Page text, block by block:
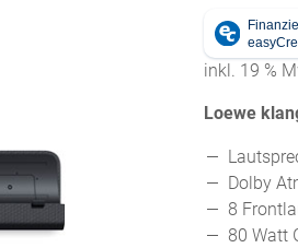
inkl. 19 %
Loewe
Dolby
8
80 Watt